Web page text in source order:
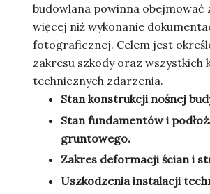
budowlana powinna obejmować
więcej niż wykonanie
fotograficznej. Celem jest
zakresu szkody oraz wszystkich
technicznych zdarzenia.
Stan konstrukcji nośnej
Stan fundamentów i
gruntowego.
Zakres deformacji ścian i
Uszkodzenia instalacji